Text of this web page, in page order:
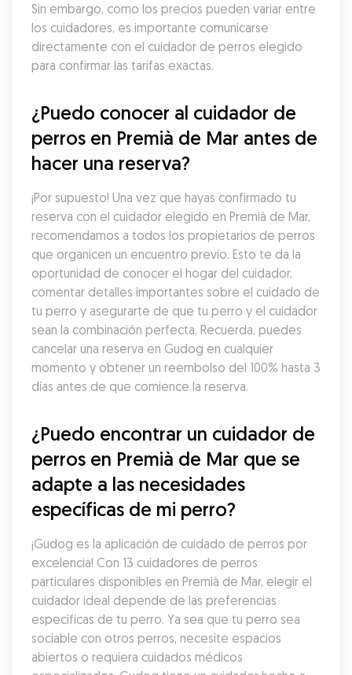
Sin embargo, como los precios pueden variar entre
los cuidadores, es importante comunicarse
directamente con el cuidador de perros elegido
para confirmar las tarifas exactas.
¿Puedo conocer al cuidador de
perros en Premià de Mar antes de
hacer una reserva?
¡Por supuesto! Una vez que hayas confirmado tu
reserva con el cuidador elegido en Premià de Mar,
recomendamos a todos los propietarios de perros
que organicen un encuentro previo. Esto te da la
oportunidad de conocer el hogar del cuidador,
comentar detalles importantes sobre el cuidado de
tu perro y asegurarte de que tu perro y el cuidador
sean la combinación perfecta. Recuerda, puedes
cancelar una reserva en Gudog en cualquier
momento y obtener un reembolso del 100% hasta 3
días antes de que comience la reserva.
¿Puedo encontrar un cuidador de
perros en Premià de Mar que se
adapte a las necesidades
específicas de mi perro?
¡Gudog es la aplicación de cuidado de perros por
excelencia! Con 13 cuidadores de perros
particulares disponibles en Premià de Mar, elegir el
cuidador ideal depende de las preferencias
específicas de tu perro. Ya sea que tu perro sea
sociable con otros perros, necesite espacios
abiertos o requiera cuidados médicos